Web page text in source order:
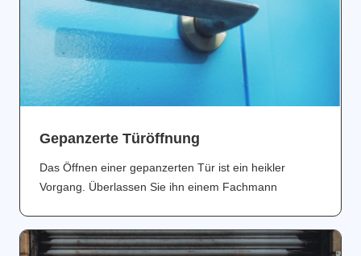
Gepanzerte Türöffnung
Das Öffnen einer gepanzerten Tür ist ein heikler
Vorgang. Überlassen Sie ihn einem Fachmann